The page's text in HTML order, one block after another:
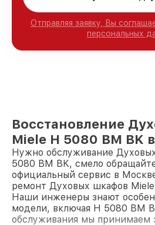
Отправляя заявку, Вы
персональных
Восстановление
Miele H 5080 BM BK
Нужно обслуживание
5080 BM BK, смело
официальный сервис в
ремонт Духовых шкафов
Наши инженеры знают
модели, включая H 5080 BM
обслуживания мы принимаем